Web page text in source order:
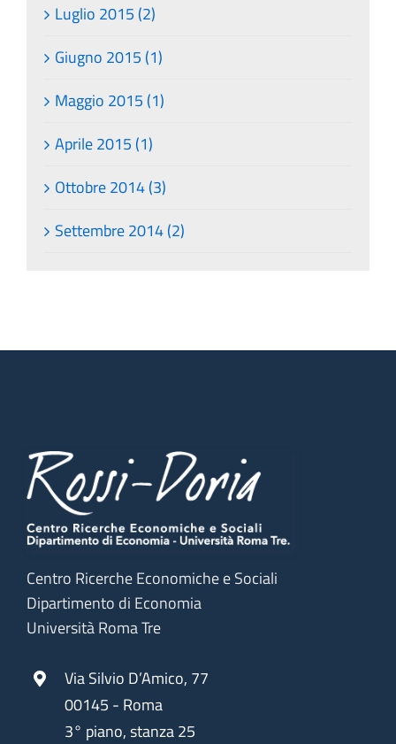
Luglio 2015 (2)
Giugno 2015 (1)
Maggio 2015 (1)
Aprile 2015 (1)
Ottobre 2014 (3)
Settembre 2014 (2)
Centro Ricerche Economiche e Sociali
Dipartimento di Economia
Università Roma Tre
Via Silvio D’Amico, 77
00145 - Roma
3° piano, stanza 25